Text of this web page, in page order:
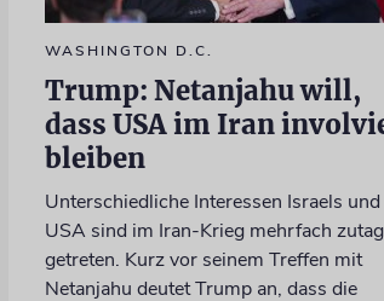
WASHINGTON D.C.
Trump: Netanjahu will,
dass USA im Iran
bleiben
Unterschiedliche Interessen Israels
USA sind im Iran-Krieg mehrfach
getreten. Kurz vor seinem Treffen mit
Netanjahu deutet Trump an, dass die